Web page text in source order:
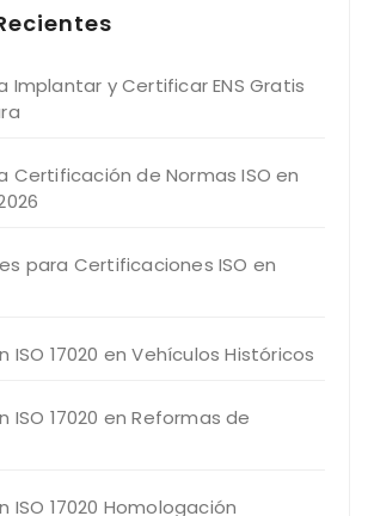
Implantar y Certificar ENS Gratis
Certificación de Normas ISO en
para Certificaciones ISO en
ISO 17020 en Vehículos Históricos
ISO 17020 en Reformas de
ISO 17020 Homologación